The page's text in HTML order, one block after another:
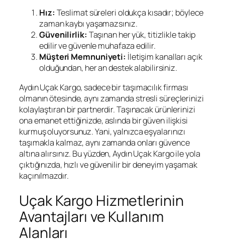
Hız: Teslimat süreleri oldukça kısadır; böylece
zaman kaybı yaşamazsınız.
Güvenilirlik: Taşınan her yük, titizlikle takip
edilir ve güvenle muhafaza edilir.
Müşteri Memnuniyeti: İletişim kanalları açık
olduğundan, her an destek alabilirsiniz.
Aydın Uçak Kargo, sadece bir taşımacılık firması
olmanın ötesinde, aynı zamanda stresli süreçlerinizi
kolaylaştıran bir partnerdir. Taşınacak ürünlerinizi
ona emanet ettiğinizde, aslında bir güven ilişkisi
kurmuş oluyorsunuz. Yani, yalnızca eşyalarınızı
taşımakla kalmaz, aynı zamanda onları güvence
altına alırsınız. Bu yüzden, Aydın Uçak Kargo ile yola
çıktığınızda, hızlı ve güvenilir bir deneyim yaşamak
kaçınılmazdır.
Uçak Kargo Hizmetlerinin
Avantajları ve Kullanım
Alanları